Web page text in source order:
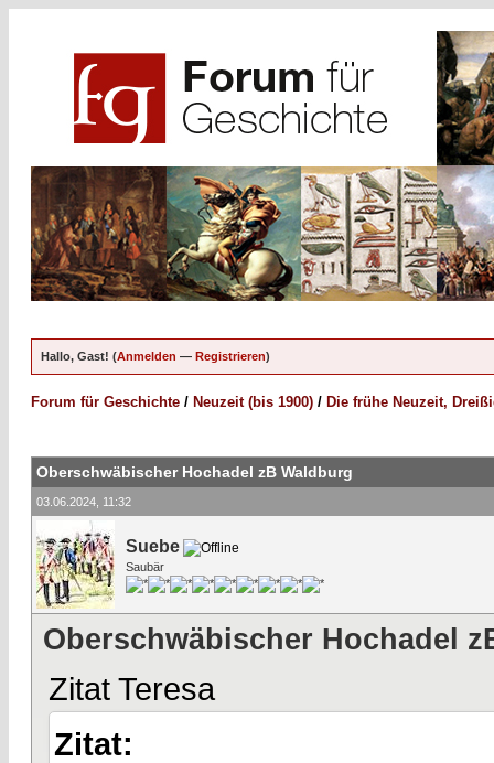
Hallo, Gast! (Anmelden — Registrieren)
Forum für Geschichte / Neuzeit (bis 1900) / Die frühe Neuzeit,
Oberschwäbischer Hochadel zB Waldburg
03.06.2024, 11:32
Suebe
Saubär
Oberschwäbischer Hochadel
Zitat Teresa
Zitat: